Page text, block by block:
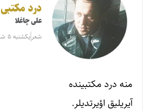
درد مکتبی
علی چاغلا
شعر یکشنبه ۵ شهریور ۱۴۰۲
منه درد مکتبینده
آیریلیق اؤیرتدیلر.